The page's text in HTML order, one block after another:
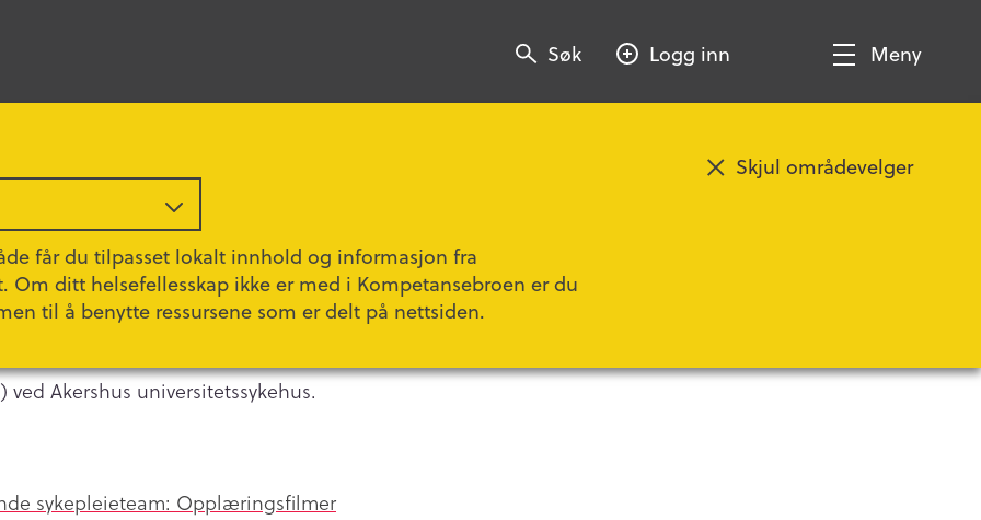
får du tilpasset lokalt innhold og informasjon fra
Om ditt helsefellesskap ikke er med i Kompetansebroen er du
til å benytte ressursene som er delt på nettsiden.
Skjul områdevelger
Søk
Søk Søk Logg inn
Vis/SkjulMeny
Akershus universitetssykehus.
sykepleieteam: Opplæringsfilmer